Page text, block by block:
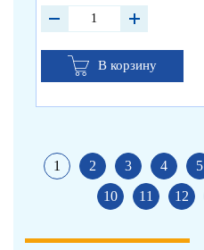
В корзину
1 2 3 4 5
10
11 12